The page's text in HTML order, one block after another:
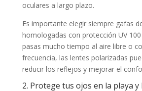
oculares a largo plazo.
Es importante elegir siempre gafas
homologadas con protección UV 100
pasas mucho tiempo al aire libre o
frecuencia, las lentes polarizadas
reducir los reflejos y mejorar el
2. Protege tus ojos en la playa y